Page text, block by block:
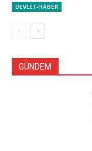
DEVLET-HABER
GÜNDEM